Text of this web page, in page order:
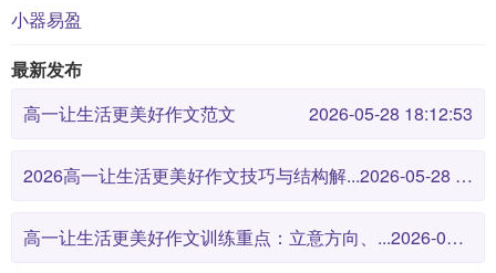
小器易盈
最新发布
高一让生活更美好作文范文
2026-05-28 18:12:53
2026高一让生活更美好作文技巧与结构解... 2026-05-28 18:12:46
高一让生活更美好作文训练重点：立意方向、... 2026-05-28 18:12:38